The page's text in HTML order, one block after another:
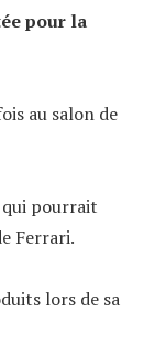
pour la
au salon de
pourrait
Ferrari.
lors de sa